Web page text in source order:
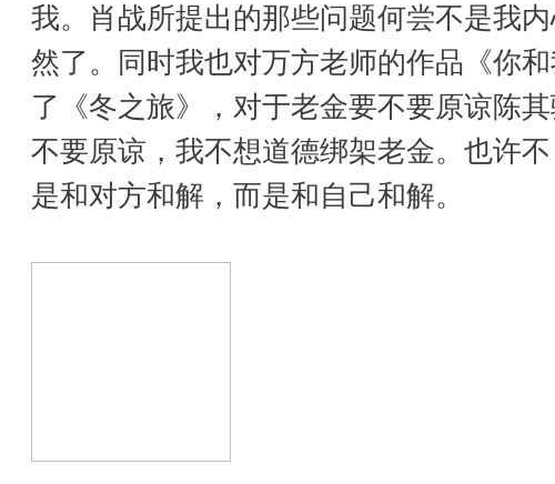
我。肖战所提出的那些问题何尝不是我
然了。同时我也对万方老师的作品《你
了《冬之旅》，对于老金要不要原谅陈
不要原谅，我不想道德绑架老金。也许
是和对方和解，而是和自己和解。